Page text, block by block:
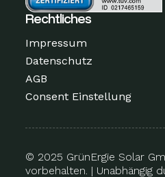
Rechtliches
Impressum
Datenschutz
AGB
Consent Einstellung
© 2025 GrünErgie Solar
vorbehalten. | Unabhängig